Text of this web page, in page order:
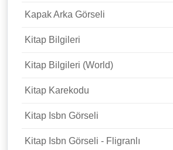
Kapak Arka Görseli
Kitap Bilgileri
Kitap Bilgileri (World)
Kitap Karekodu
Kitap Isbn Görseli
Kitap Isbn Görseli - Fligranlı